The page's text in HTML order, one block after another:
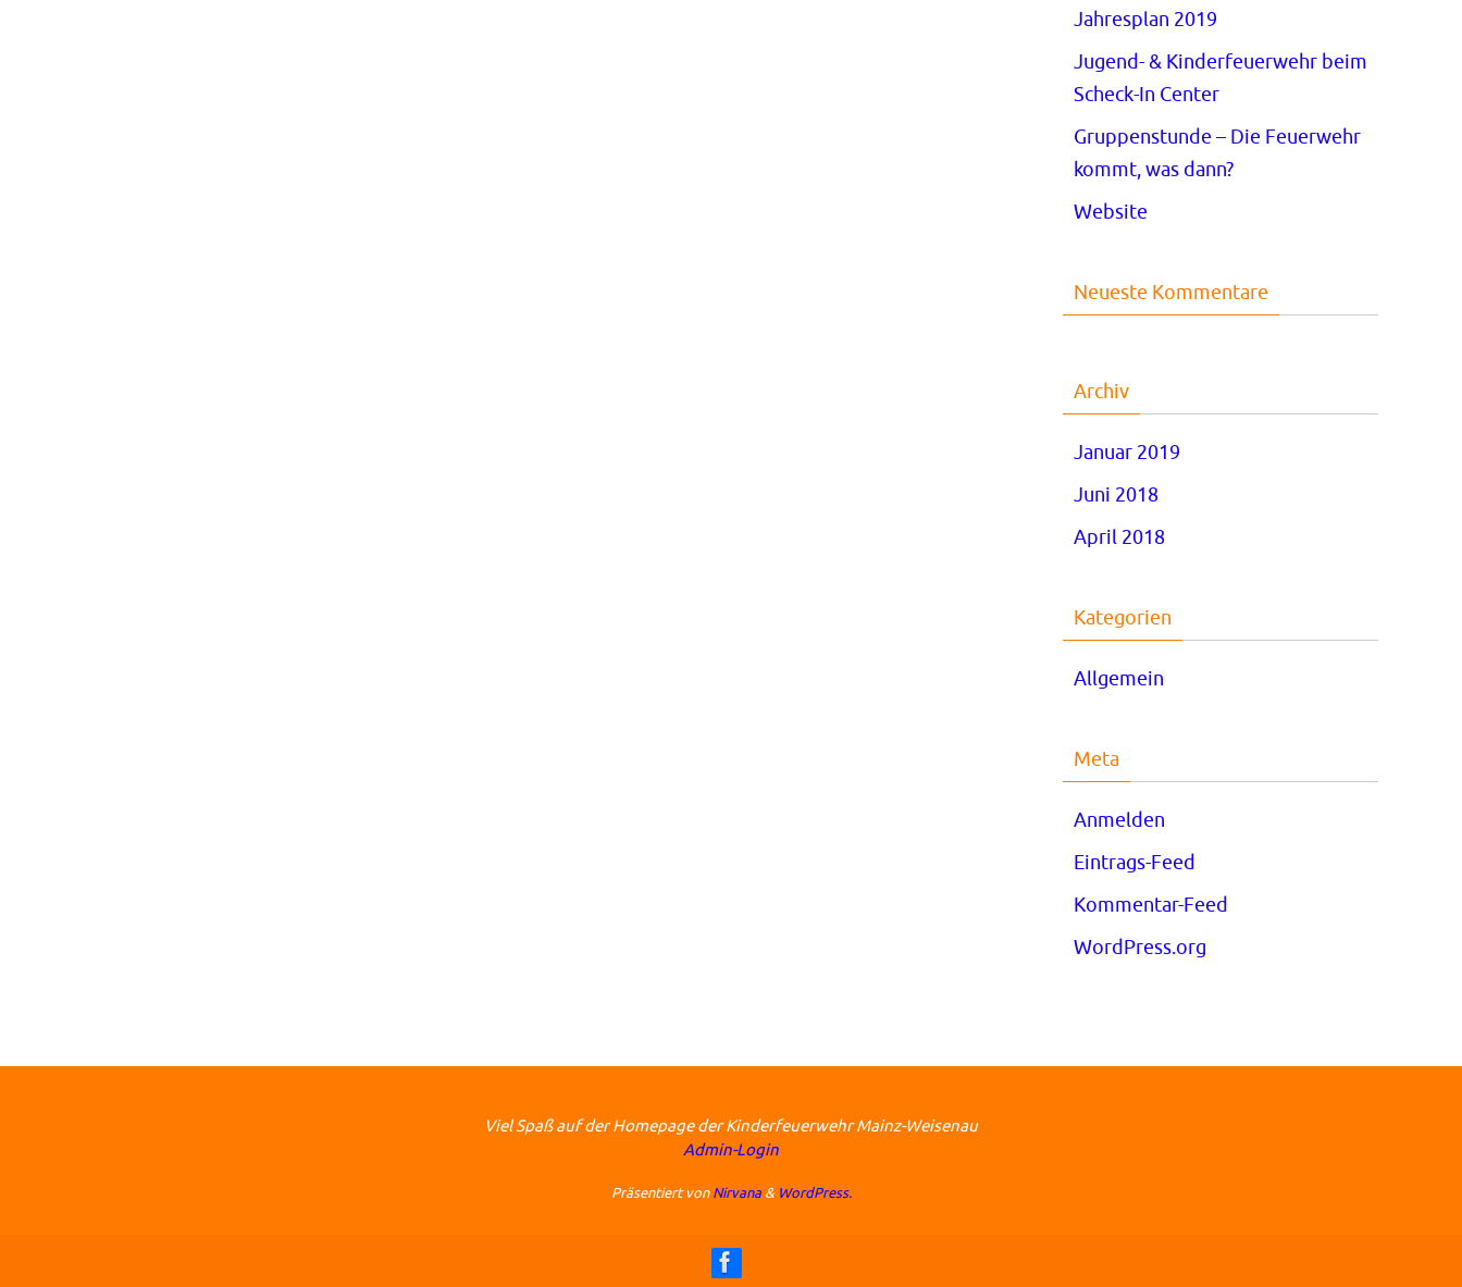
Jahresplan 2019
Jugend- & Kinderfeuerwehr beim
Scheck-In Center
Gruppenstunde – Die Feuerwehr
kommt, was dann?
Website
Neueste Kommentare
Archiv
Januar 2019
Juni 2018
April 2018
Kategorien
Allgemein
Meta
Anmelden
Eintrags-Feed
Kommentar-Feed
WordPress.org
Viel Spaß auf der Homepage der Kinderfeuerwehr Mainz-Weisenau
Admin-Login
Präsentiert vonNirvana& WordPress.